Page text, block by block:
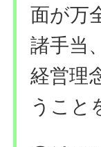
面が万
諸手当
経営理
うこと